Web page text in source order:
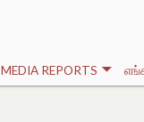
MEDIA REPORTS